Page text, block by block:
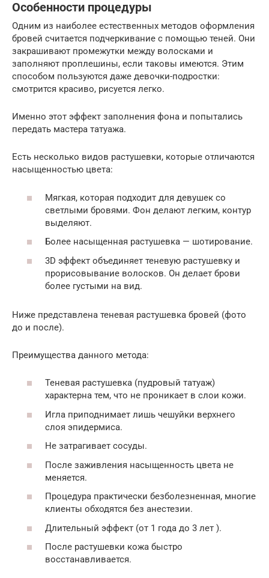
Особенности процедуры
Одним из наиболее естественных методов оформления
бровей считается подчеркивание с помощью теней. Они
закрашивают промежутки между волосками и
заполняют проплешины, если таковы имеются. Этим
способом пользуются даже девочки-подростки:
смотрится красиво, рисуется легко.
Именно этот эффект заполнения фона и попытались
передать мастера татуажа.
Есть несколько видов растушевки, которые отличаются
насыщенностью цвета:
Мягкая, которая подходит для девушек со
светлыми бровями. Фон делают легким, контур
выделяют.
Более насыщенная растушевка — шотирование.
3D эффект объединяет теневую растушевку и
прорисовывание волосков. Он делает брови
более густыми на вид.
Ниже представлена теневая растушевка бровей (фото
до и после).
Преимущества данного метода:
Теневая растушевка (пудровый татуаж)
характерна тем, что не проникает в слои кожи.
Игла приподнимает лишь чешуйки верхнего
слоя эпидермиса.
Не затрагивает сосуды.
После заживления насыщенность цвета не
меняется.
Процедура практически безболезненная, многие
клиенты обходятся без анестезии.
Длительный эффект (от 1 года до 3 лет ).
После растушевки кожа быстро
восстанавливается.